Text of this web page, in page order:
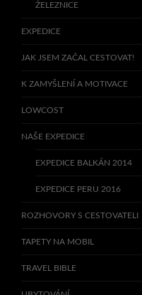
ŽELEZNICE
EXPEDICE
JAK JSEM ZAČAL CESTOVAT!
K ZAMYŠLENÍ A MOTIVACE
LOWCOST
NAŠE EXPEDICE
EXPEDICE BALKÁN 2014
EXPEDICE PERU 2016
ROZHOVORY S CESTOVATELI
TAPETY NA MOBIL
TRAVEL BIBLE